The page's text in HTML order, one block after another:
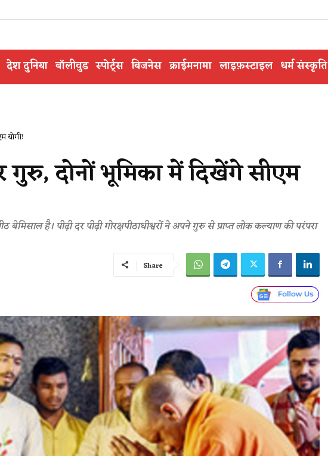
देश दुनिया बॉलीवुड स्पोर्ट्स बिजनेस क्राईमनामा लाइफ़स्टाइल धर्म संस्कृति
योगी!
गुरु, दोनों भूमिका में दिखेंगे सीएम
है। पीढ़ी दर पीढ़ी गोरक्षपीठाधीश्वरों ने अपने गुरु से प्राप्त लोक कल्याण की परंपरा
Share